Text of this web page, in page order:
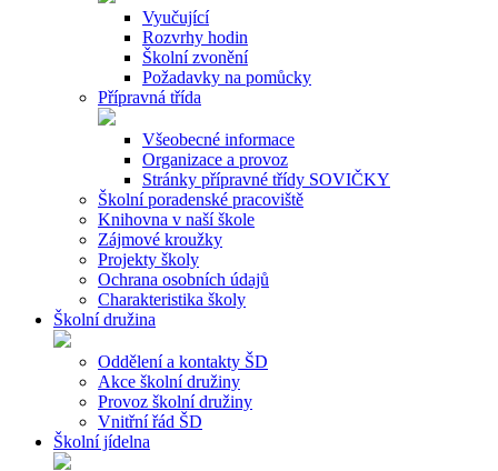
Vyučující
Rozvrhy hodin
Školní zvonění
Požadavky na pomůcky
Přípravná třída
Všeobecné informace
Organizace a provoz
Stránky přípravné třídy SOVIČKY
Školní poradenské pracoviště
Knihovna v naší škole
Zájmové kroužky
Projekty školy
Ochrana osobních údajů
Charakteristika školy
Školní družina
Oddělení a kontakty ŠD
Akce školní družiny
Provoz školní družiny
Vnitřní řád ŠD
Školní jídelna